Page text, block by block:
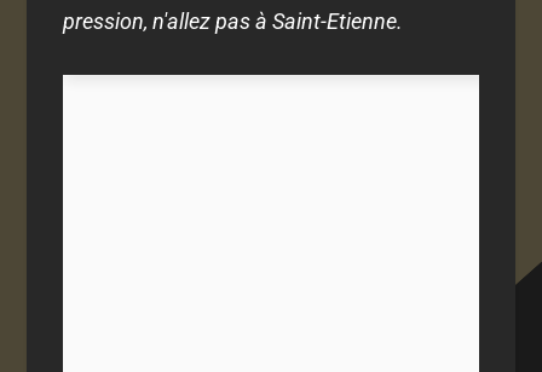
pression, n'allez pas à Saint-Etienne.